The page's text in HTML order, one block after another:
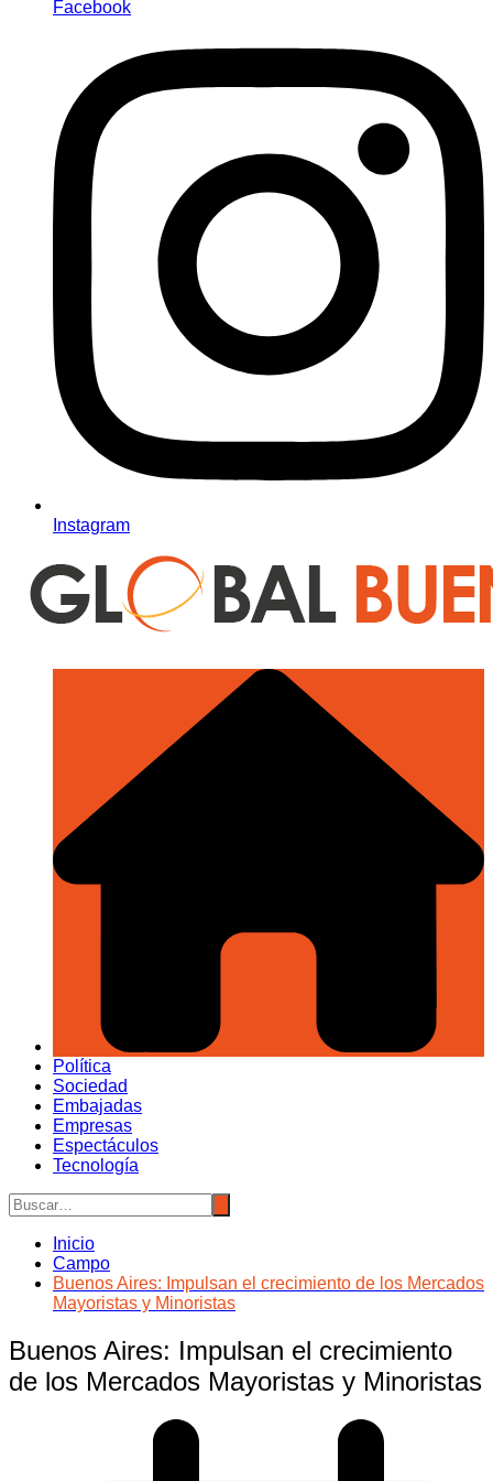
Facebook
Instagram
Política
Sociedad
Embajadas
Empresas
Espectáculos
Tecnología
Inicio
Campo
Buenos Aires: Impulsan el crecimiento de los Mercados
Mayoristas y Minoristas
Buenos Aires: Impulsan el crecimiento
de los Mercados Mayoristas y Minoristas